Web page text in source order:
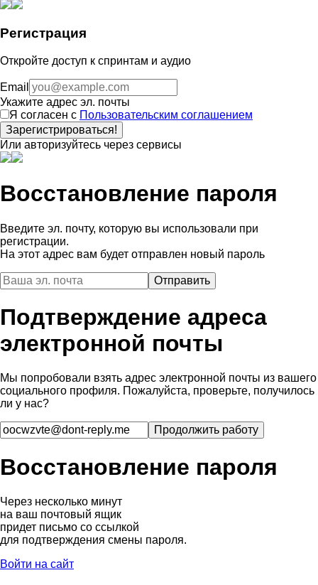
Регистрация
Откройте доступ к спринтам и аудио
Email
Укажите адрес эл. почты
Я согласен с Пользовательским соглашением
Зарегистрироваться!
Или авторизуйтесь через сервисы
Восстановление пароля
Введите эл. почту, которую вы использовали при
регистрации.
На этот адрес вам будет отправлен новый пароль
Подтверждение адреса
электронной почты
Мы попробовали взять адрес электронной почты из вашего
социального профиля. Пожалуйста, проверьте, получилось
ли у нас?
Восстановление пароля
Через несколько минут
на ваш почтовый ящик
придет письмо со ссылкой
для подтверждения смены пароля.
Войти на сайт